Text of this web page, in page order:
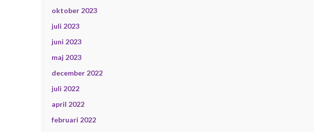
oktober 2023
juli 2023
juni 2023
maj 2023
december 2022
juli 2022
april 2022
februari 2022